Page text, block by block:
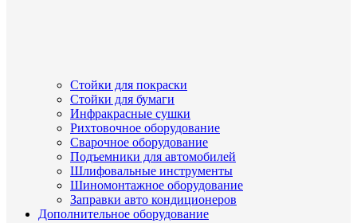
Стойки для покраски
Стойки для бумаги
Инфракрасные сушки
Рихтовочное оборудование
Сварочное оборудование
Подъемники для автомобилей
Шлифовальные инструменты
Шиномонтажное оборудование
Заправки авто кондиционеров
Дополнительное оборудование